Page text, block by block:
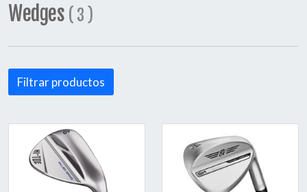
Wedges ( 3 )
Filtrar productos